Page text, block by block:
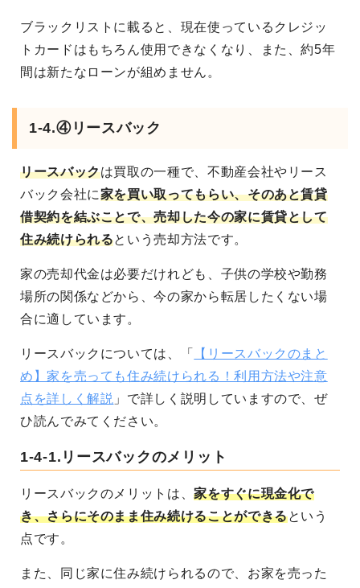
ブラックリストに載ると、現在使っているクレジッ
トカードはもちろん使用できなくなり、また、約5年
間は新たなローンが組めません。
1-4.④リースバック
リースバックは買取の一種で、不動産会社やリース
バック会社に家を買い取ってもらい、そのあと賃貸
借契約を結ぶことで、売却した今の家に賃貸として
住み続けられるという売却方法です。
家の売却代金は必要だけれども、子供の学校や勤務
場所の関係などから、今の家から転居したくない場
合に適しています。
リースバックについては、「
【リースバックのまと
め】家を売っても住み続けられる！利用方法や注意
点を詳しく解説 」で詳しく説明していますので、ぜ
ひ読んでみてください。
1-4-1. リースバックのメリット
リースバックのメリットは、家をすぐに現金化で
き、さらにそのまま住み続けることができるという
点です。
また、同じ家に住み続けられるので、お家を売った